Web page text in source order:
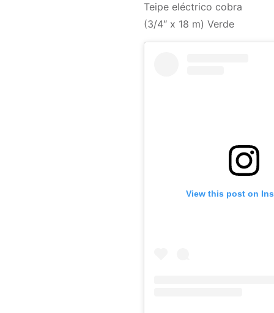
Teipe eléctrico cobra
(3/4″ x 18 m) Verde
View this post on